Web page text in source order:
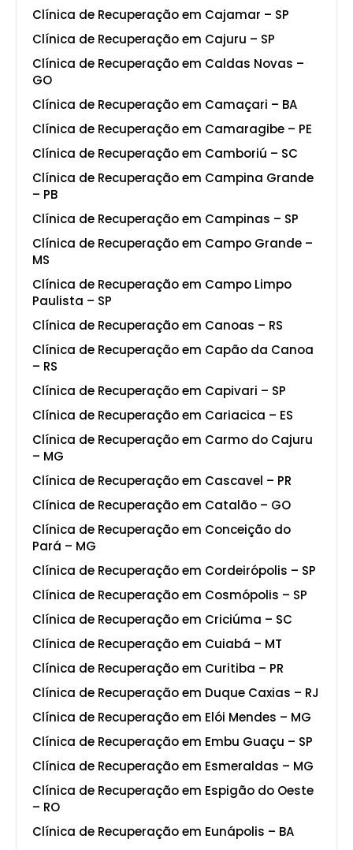
Clínica de Recuperação em Cajamar – SP
Clínica de Recuperação em Cajuru – SP
Clínica de Recuperação em Caldas Novas –
GO
Clínica de Recuperação em Camaçari – BA
Clínica de Recuperação em Camaragibe – PE
Clínica de Recuperação em Camboriú – SC
Clínica de Recuperação em Campina Grande
– PB
Clínica de Recuperação em Campinas – SP
Clínica de Recuperação em Campo Grande –
MS
Clínica de Recuperação em Campo Limpo
Paulista – SP
Clínica de Recuperação em Canoas – RS
Clínica de Recuperação em Capão da Canoa
– RS
Clínica de Recuperação em Capivari – SP
Clínica de Recuperação em Cariacica – ES
Clínica de Recuperação em Carmo do Cajuru
– MG
Clínica de Recuperação em Cascavel – PR
Clínica de Recuperação em Catalão – GO
Clínica de Recuperação em Conceição do
Pará – MG
Clínica de Recuperação em Cordeirópolis – SP
Clínica de Recuperação em Cosmópolis – SP
Clínica de Recuperação em Criciúma – SC
Clínica de Recuperação em Cuiabá – MT
Clínica de Recuperação em Curitiba – PR
Clínica de Recuperação em Duque Caxias – RJ
Clínica de Recuperação em Elói Mendes – MG
Clínica de Recuperação em Embu Guaçu – SP
Clínica de Recuperação em Esmeraldas – MG
Clínica de Recuperação em Espigão do Oeste
– RO
Clínica de Recuperação em Eunápolis – BA